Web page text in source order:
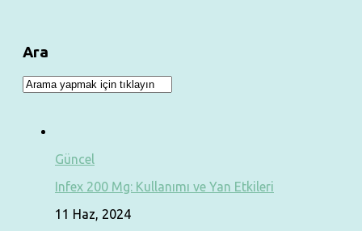
Ara
Güncel
Infex 200 Mg: Kullanımı ve Yan Etkileri
11 Haz, 2024